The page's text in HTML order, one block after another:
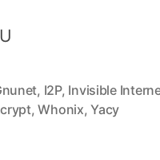
, I2P, Invisible
,Whonix,Yacy